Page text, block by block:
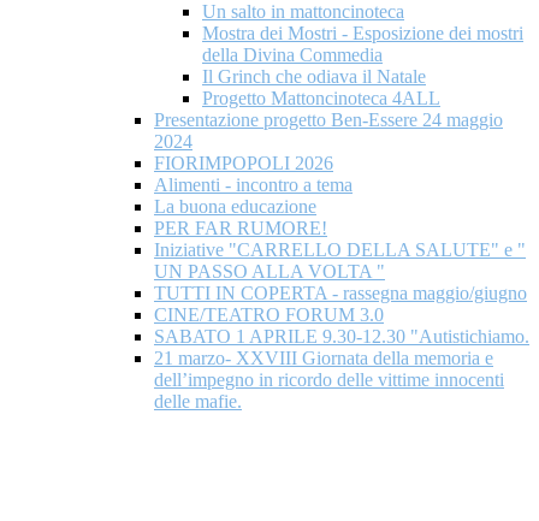
Un salto in mattoncinoteca
Mostra dei Mostri - Esposizione dei mostri
della Divina Commedia
Il Grinch che odiava il Natale
Progetto Mattoncinoteca 4ALL
Presentazione progetto Ben-Essere 24 maggio
2024
FIORIMPOPOLI 2026
Alimenti - incontro a tema
La buona educazione
PER FAR RUMORE!
Iniziative "CARRELLO DELLA SALUTE" e "
UN PASSO ALLA VOLTA "
TUTTI IN COPERTA - rassegna maggio/giugno
CINE/TEATRO FORUM 3.0
SABATO 1 APRILE 9.30-12.30 "Autistichiamo.
21 marzo- XXVIII Giornata della memoria e
dell’impegno in ricordo delle vittime innocenti
delle mafie.